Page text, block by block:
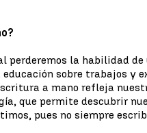
perderemos la habilidad
sobre trabajos y
a mano refleja
que permite descubrir
pues no siempre